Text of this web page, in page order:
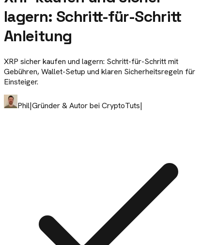
lagern: Schritt-für-Schritt
Anleitung
XRP sicher kaufen und lagern: Schritt-für-Schritt mit
Gebühren, Wallet-Setup und klaren Sicherheitsregeln für
Einsteiger.
Phil|Gründer & Autor bei CryptoTuts|